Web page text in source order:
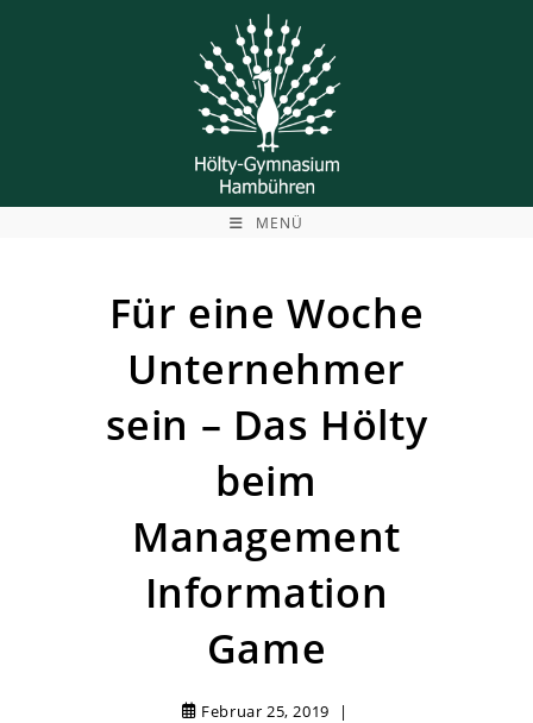
MENÜ
Für eine Woche
Unternehmer
sein – Das Hölty
beim
Management
Information
Game
Februar 25, 2019